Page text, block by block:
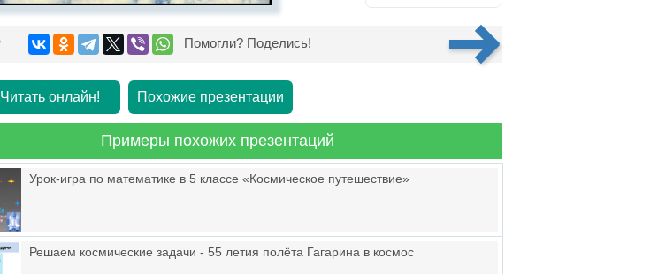
Помогли? Поделись!
Читать онлайн! Похожие презентации
Примеры похожих презентаций
Урок-игра по математике в 5 классе «Космическое путешествие»
Решаем космические задачи - 55 летия полёта Гагарина в космос